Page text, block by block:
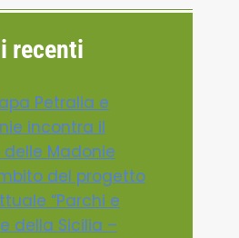
recenti
Petralia e
incontra il
delle Madonie
del progetto
“Parchi e
della Sicilia –